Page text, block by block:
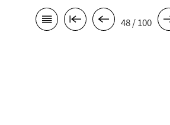
48 / 100